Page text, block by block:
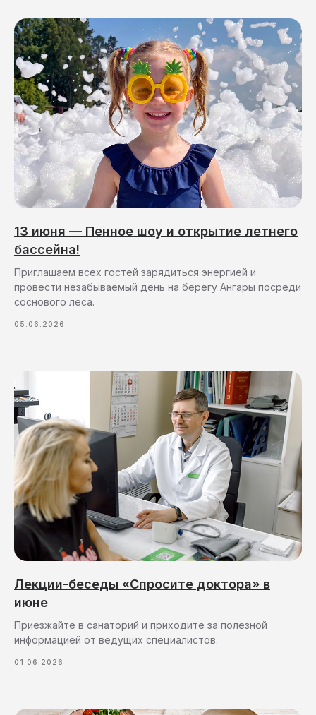
13 июня — Пенное шоу и открытие летнего
бассейна!
Приглашаем всех гостей зарядиться энергией и
провести незабываемый день на берегу Ангары посреди
соснового леса.
05.06.2026
Лекции-беседы «Спросите доктора» в
июне
Приезжайте в санаторий и приходите за полезной
информацией от ведущих специалистов.
01.06.2026